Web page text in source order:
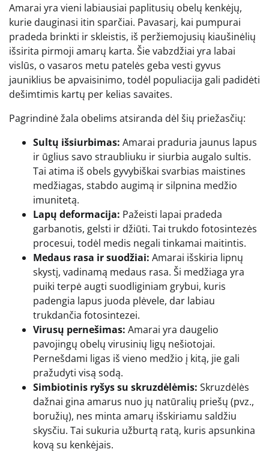
Amarai yra vieni labiausiai paplitusių obelų kenkėjų,
kurie dauginasi itin sparčiai. Pavasarį, kai pumpurai
pradeda brinkti ir skleistis, iš peržiemojusių kiaušinėlių
išsirita pirmoji amarų karta. Šie vabzdžiai yra labai
vislūs, o vasaros metu patelės geba vesti gyvus
jauniklius be apvaisinimo, todėl populiacija gali padidėti
dešimtimis kartų per kelias savaites.
Pagrindinė žala obelims atsiranda dėl šių priežasčių:
Sultų išsiurbimas: Amarai praduria jaunus lapus
ir ūglius savo straubliuku ir siurbia augalo sultis.
Tai atima iš obels gyvybiškai svarbias maistines
medžiagas, stabdo augimą ir silpnina medžio
imunitetą.
Lapų deformacija: Pažeisti lapai pradeda
garbanotis, gelsti ir džiūti. Tai trukdo fotosintezės
procesui, todėl medis negali tinkamai maitintis.
Medaus rasa ir suodžiai: Amarai išskiria lipnų
skystį, vadinamą medaus rasa. Ši medžiaga yra
puiki terpė augti suodliginiam grybui, kuris
padengia lapus juoda plėvele, dar labiau
trukdančia fotosintezei.
Virusų pernešimas: Amarai yra daugelio
pavojingų obelų virusinių ligų nešiotojai.
Pernešdami ligas iš vieno medžio į kitą, jie gali
pražudyti visą sodą.
Simbiotinis ryšys su skruzdėlėmis: Skruzdėlės
dažnai gina amarus nuo jų natūralių priešų (pvz.,
boružių), nes minta amarų išskiriamu saldžiu
skysčiu. Tai sukuria užburtą ratą, kuris apsunkina
kovą su kenkėjais.